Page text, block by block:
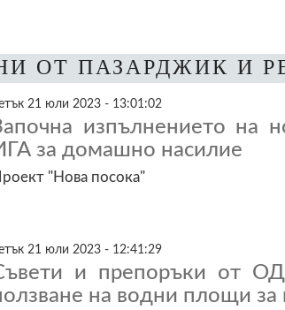
ОТ ПАЗАРДЖИК И
21 юли 2023 - 13:01:02
изпълнението на
за домашно насилие
"Нова посока"
21 юли 2023 - 12:41:29
и препоръки от
на водни площи за